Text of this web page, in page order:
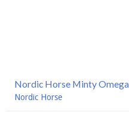
Nordic Horse Minty Omega
Nordic Horse